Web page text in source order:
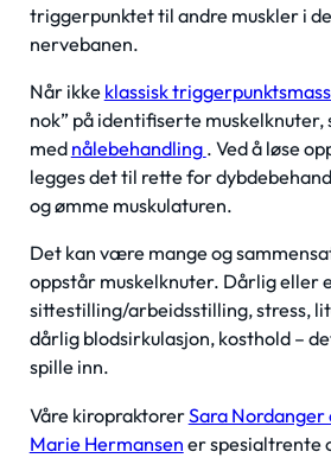
triggerpunktet til andre muskler i
nervebanen.
Når ikke klassisk
nok” på identifiserte
med nålebehandling . Ved å løse
legges det til rette for
og ømme muskulaturen.
Det kan være mange og
oppstår muskelknuter. Dårlig eller
sittestilling/arbeidsstilling, stress,
dårlig blodsirkulasjon, kosthold –
spille inn.
Våre kiropraktorerSara Nordanger
Marie Hermansen er spesialtrente